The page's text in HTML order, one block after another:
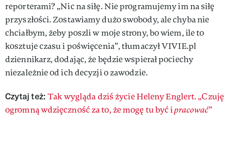
reporterami? „Nic na siłę. Nie programujemy im na siłę
przyszłości. Zostawiamy dużo swobody, ale chyba nie
chciałbym, żeby poszli w moje strony, bo wiem, ile to
kosztuje czasu i poświęcenia”, tłumaczył VIVIE.pl
dziennikarz, dodając, że będzie wspierał pociechy
niezależnie od ich decyzji o zawodzie.
Czytaj też:Tak wygląda dziś życie Heleny Englert. „Czuję
ogromną wdzięczność za to, że mogę tu być ipracować”